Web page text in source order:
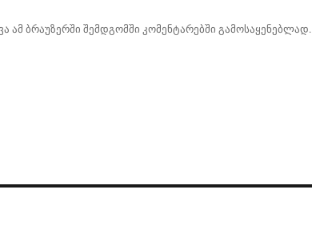
ამ ბრაუზერში შემდგომში კომენტარებში გამოსაყენებლად.